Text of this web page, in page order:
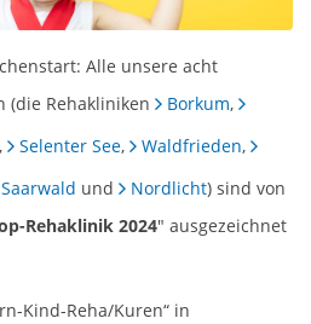
Alle unsere acht
(die Rehakliniken
Borkum,
, Selenter See, Waldfrieden,
Saarwald und Nordlicht) sind von
Rehaklinik 2024" ausgezeichnet
Kind-Reha/Kuren“ in